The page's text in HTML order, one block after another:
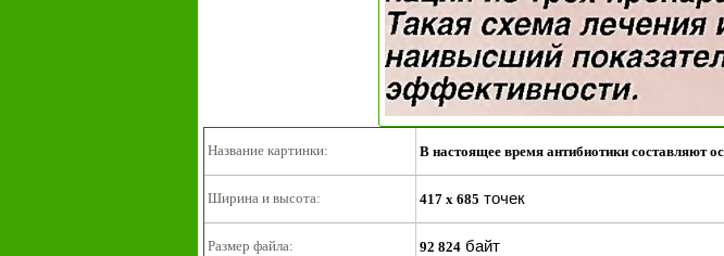
Название картинки: В настоящее время антибиотики составляют
Ширина и высота: 417 x 685 точек
Размер файла: 92 824 байт